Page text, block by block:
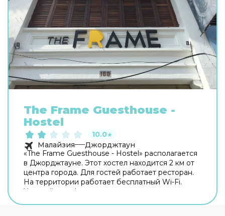
The Frame Guesthouse -
Hostel
10.0★
Малайзия
Джорджтаун
«The Frame Guesthouse - Hostel» располагается
в Джорджтауне. Этот хостел находится 2 км от
центра города. Для гостей работает ресторан.
На территории работает бесплатный Wi-Fi.
Уточняйте информацию сразу при заезде.